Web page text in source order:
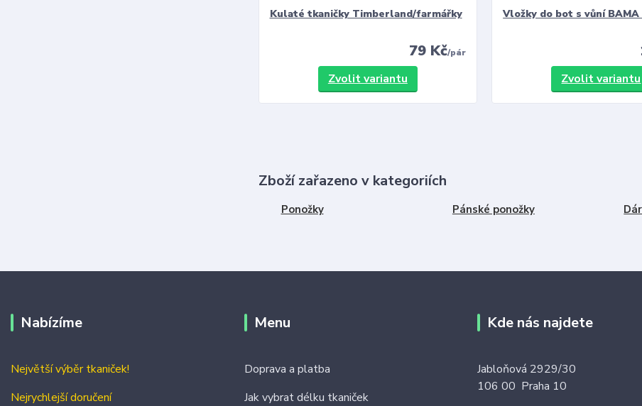
Kulaté tkaničky Timberland/farmářky
79 Kč/pár
Zvolit variantu
Vložky do bot s vůní BAMA
Zvolit variantu
Zboží zařazeno v kategoriích
Ponožky Pánské ponožky
Nabízíme
Největší výběr tkaniček!
Nejrychlejší doručení
Menu
Doprava a platba
Jak vybrat délku tkaniček
Kde nás najdete
Jabloňová 2929/30
106 00 Praha 10